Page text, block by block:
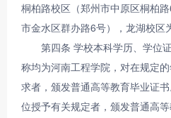
桐柏路校区（郑州市中原区桐柏
市金水区群办路6号），龙湖校区
第四条 学校本科学历、学位
称均为河南工程学院，对在规定
求者，颁发普通高等教育毕业证
位授予有关规定者，颁发普通高